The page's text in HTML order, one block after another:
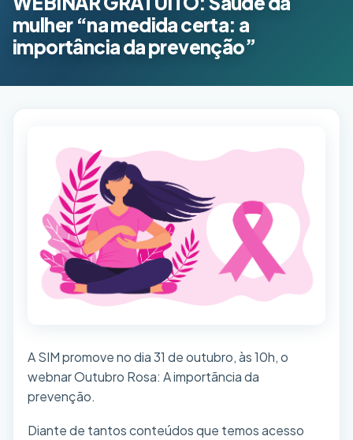
mulher “na medida certa: a
importância da prevenção”
A SIM promove no dia 31 de outubro, às 10h, o
webnar Outubro Rosa: A importãncia da
prevenção.
Diante de tantos conteúdos que temos acesso